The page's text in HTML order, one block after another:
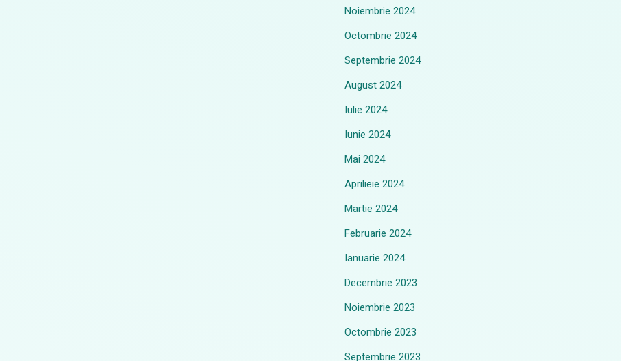
Noiembrie 2024
Octombrie 2024
Septembrie 2024
August 2024
Iulie 2024
Iunie 2024
Mai 2024
Aprilieie 2024
Martie 2024
Februarie 2024
Ianuarie 2024
Decembrie 2023
Noiembrie 2023
Octombrie 2023
Septembrie 2023